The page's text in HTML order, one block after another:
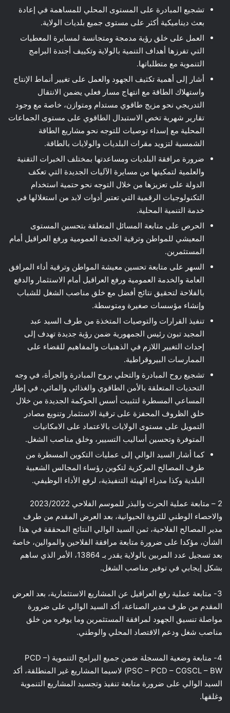
تشجيع المبادرة على المستوى المحلي للمساهمة في إعادة
بعث ديناميكية أكثر على مستوى جميع بلديات الولاية.
العمل على خلق رؤية مدمجة ومتجانسة لمسايرة المعطيات
التي تفرزها أهداف التنمية بالولاية وتكييف أجندة البرامج
التنموية مع متطلباتها.
أشار إلى أهمية تكثيف الجهود والعمل على تغيير أنماط الإنتاج
واستهلاك الطاقة مع انتهاج مسار فعلي يضمن الانتقال
التدريجي نحو مزيج طاقوي مستدام ومتوازن، خاصة مع وجود
تقارير شهرية تخص الاستبدال الطاقوي على مستوى الجماعات
المحلية مع إسداء توصيات للتوجه نحو مشاريع الطاقة
الشمسية لتزويد مقرات البلديات والولايات بالطاقة.
ضرورة مرافقة البلديات ومساعدتها بمختلف الخبرات التقنية
والعلمية لتمكينها من مسايرة الآليات الجديدة التي تعكف
الدولة على تعزيزها من خلال التوجه نحو حتمية استخدام
التكنولوجيات الرقمية التي تعتبر أدوات لابد من استغلالها في
خدمة التنمية المحلية.
الحرص على متابعة المسائل المتعلقة بتحسين المستوى
المعيشي للمواطن وترقية الخدمة العمومية ورفع العراقيل أمام
المستثمرين.
السهر على متابعة تحسين معيشة المواطن وترقية أداء المرافق
العامة والخدمة العمومية ورفع العراقيل أمام الاستثمار والدفع
بالفلاحة لتحقيق نتائج أفضل مع خلق مناصب الشغل للشباب
وإنشاء مؤسسات صغيرة ومتوسطة.
تنفيذ القرارات والتوصيات المتخذة من طرف السيد عبد
المجيد تبون رئيس الجمهورية ضمن رؤية جديدة تهدف إلى
إحداث التغيير اللازم في الذهنيات والمفاهيم للقضاء على
الممارسات البيروقراطية.
تشجيع روح المبادرة والتحلي بروح المبادرة والجرأة، في وجه
التحديات المتعلقة بالأمن الطاقوي والغذائي والمائي، في إطار
المساعي المسطرة لتثبيت أسس الحوكمة الجديدة من خلال
خلق الظروف المحفزة على ترقية الاستثمار وتنويع مصادر
التمويل على مستوى الولايات بالاعتماد على الامكانيات
المتوفرة وتحسين أساليب التسيير، وخلق مناصب الشغل.
كما أشار السيد الوالي إلى عمليات التكوين المسطرة من
طرف المصالح المركزية لتكوين رؤساء المجالس الشعبية
البلدية وكذا مدراء الهيئة التنفيذية، لرفع الأداء الوظيفي.
2 – متابعة عملية الحرث والبذر للموسم الفلاحي 2023/2022
والاحصاء الوطني للثروة الحيوانية، بعد العرض المقدم من طرف
مدير المصالح الفلاحية، ثمن السيد الوالي النتائج المحققة في هذا
الشأن، مؤكدا على ضرورة متابعة مرافقة الفلاحين والموالين، خاصة
بعد تسجيل عدد المربين بالولاية يقدر بـ 13864، الأمر الذي ساهم
بشكل إيجابي في توفير مناصب الشغل.
3- متابعة عملية رفع العراقيل عن المشاريع الاستثمارية، بعد العرض
المقدم من طرف مدير الصناعة، أكد السيد الوالي على ضرورة
مواصلة تنسيق الجهود لمرافقة المستثمرين وما يوفره من خلق
مناصب شغل ودعم الاقتصاد المحلي والوطني.
4- متابعة وضعية المسجلة ضمن جميع البرامج التنموية (PCD –
PSC – PCD – CGSCL – BW) لاسيما المشاريع غير المنطلقة، أكد
السيد الوالي على ضرورة متابعة تنفيذ وتجسيد المشاريع التنموية
وغلقها.